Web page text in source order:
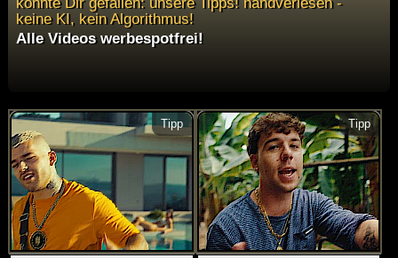
keine KI, kein Algorithmus!
Alle Videos werbespotfrei!
Tipp Tipp